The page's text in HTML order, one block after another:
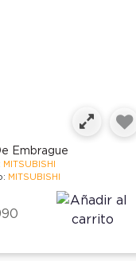
Embrague
MITSUBISHI
MITSUBISHI